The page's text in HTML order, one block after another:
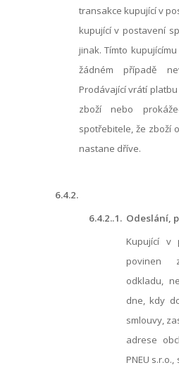
transakce kupující v
kupující v postavení
jinak. Tímto
žádném případě
Prodávající vrátí
zboží nebo
spotřebitele, že zboží
nastane dříve.
6.4.2.
6.4.2..1. Odeslání,
Kupující v
povinen
odkladu,
dne, kdy
smlouvy,
adrese
PNEU